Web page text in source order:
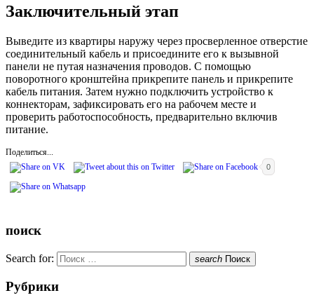
Заключительный этап
Выведите из квартиры наружу через просверленное отверстие
соединительный кабель и присоедините его к вызывной
панели не путая назначения проводов. С помощью
поворотного кронштейна прикрепите панель и прикрепите
кабель питания. Затем нужно подключить устройство к
коннекторам, зафиксировать его на рабочем месте и
проверить работоспособность, предварительно включив
питание.
Поделиться...
0
поиск
Search for: search Поиск
Рубрики